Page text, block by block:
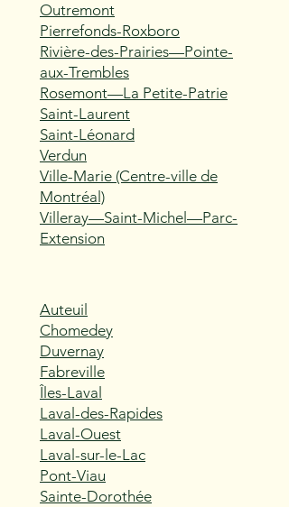
Outremont
Pierrefonds-Roxboro
Rivière-des-Prairies—Pointe-
aux-Trembles
Rosemont—La Petite-Patrie
Saint-Laurent
Saint-Léonard
Verdun
Ville-Marie (Centre-ville de
Montréal)
Villeray—Saint-Michel—Parc-
Extension
Auteuil
Chomedey
Duvernay
Fabreville
Îles-Laval
Laval-des-Rapides
Laval-Ouest
Laval-sur-le-Lac
Pont-Viau
Sainte-Dorothée